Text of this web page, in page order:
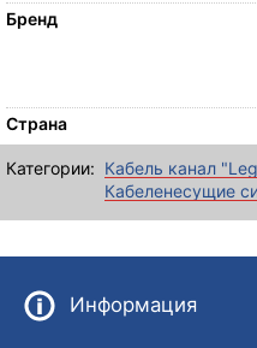
Бренд
Страна
Категории: Кабель канал
Кабеленесущие
Информация